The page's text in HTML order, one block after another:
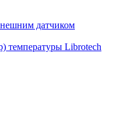
температуры Librotech